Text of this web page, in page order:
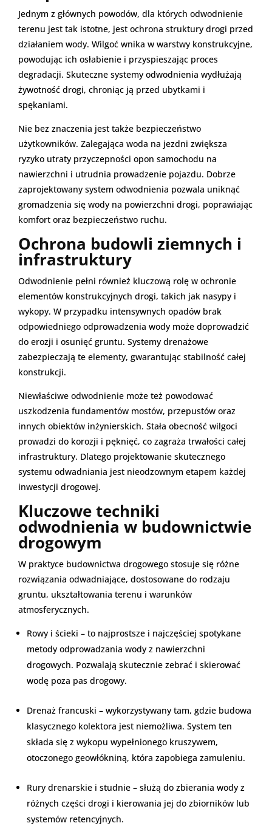
Jednym z głównych powodów, dla których odwodnienie
terenu jest tak istotne, jest ochrona struktury drogi przed
działaniem wody. Wilgoć wnika w warstwy konstrukcyjne,
powodując ich osłabienie i przyspieszając proces
degradacji. Skuteczne systemy odwodnienia wydłużają
żywotność drogi, chroniąc ją przed ubytkami i
spękaniami.
Nie bez znaczenia jest także bezpieczeństwo
użytkowników. Zalegająca woda na jezdni zwiększa
ryzyko utraty przyczepności opon samochodu na
nawierzchni i utrudnia prowadzenie pojazdu. Dobrze
zaprojektowany system odwodnienia pozwala uniknąć
gromadzenia się wody na powierzchni drogi, poprawiając
komfort oraz bezpieczeństwo ruchu.
Ochrona budowli ziemnych i
infrastruktury
Odwodnienie pełni również kluczową rolę w ochronie
elementów konstrukcyjnych drogi, takich jak nasypy i
wykopy. W przypadku intensywnych opadów brak
odpowiedniego odprowadzenia wody może doprowadzić
do erozji i osunięć gruntu. Systemy drenażowe
zabezpieczają te elementy, gwarantując stabilność całej
konstrukcji.
Niewłaściwe odwodnienie może też powodować
uszkodzenia fundamentów mostów, przepustów oraz
innych obiektów inżynierskich. Stała obecność wilgoci
prowadzi do korozji i pęknięć, co zagraża trwałości całej
infrastruktury. Dlatego projektowanie skutecznego
systemu odwadniania jest nieodzownym etapem każdej
inwestycji drogowej.
Kluczowe techniki
odwodnienia w budownictwie
drogowym
W praktyce budownictwa drogowego stosuje się różne
rozwiązania odwadniające, dostosowane do rodzaju
gruntu, ukształtowania terenu i warunków
atmosferycznych.
Rowy i ścieki – to najprostsze i najczęściej spotykane
metody odprowadzania wody z nawierzchni
drogowych. Pozwalają skutecznie zebrać i skierować
wodę poza pas drogowy.
Drenaż francuski – wykorzystywany tam, gdzie budowa
klasycznego kolektora jest niemożliwa. System ten
składa się z wykopu wypełnionego kruszywem,
otoczonego geowłókniną, która zapobiega zamuleniu.
Rury drenarskie i studnie – służą do zbierania wody z
różnych części drogi i kierowania jej do zbiorników lub
systemów retencyjnych.